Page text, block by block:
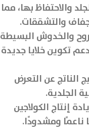
والاحتفاظ بها، مما
والتشققات.
والخدوش البسيطة
تكوين خلايا جديدة
الناتج عن التعرض
الجلدية.
إنتاج الكولاجين
ناعمًا ومشدودًا.